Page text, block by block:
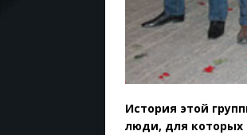
История этой
люди, для которых